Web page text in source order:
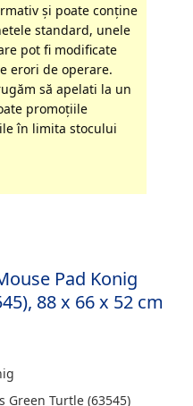
şi poate conţine
standard, unele
pot fi modificate
erori de operare.
să apelati la un
promoţiile
în limita stocului
Pad Konig
88 x 66 x 52 cm
Green Turtle (63545)